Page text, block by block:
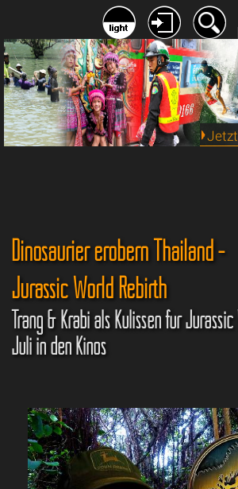
Dinosaurier erobern Thailand -
Jurassic World Rebirth
Trang & Krabi als Kulissen für
Juli in den Kinos